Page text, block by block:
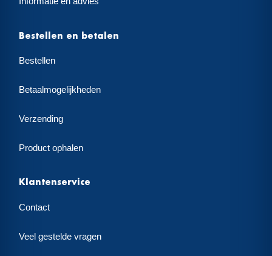
Bestellen en betalen
Bestellen
Betaalmogelijkheden
Verzending
Product ophalen
Klantenservice
Contact
Veel gestelde vragen